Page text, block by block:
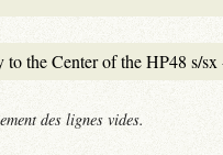
des lignes vides.